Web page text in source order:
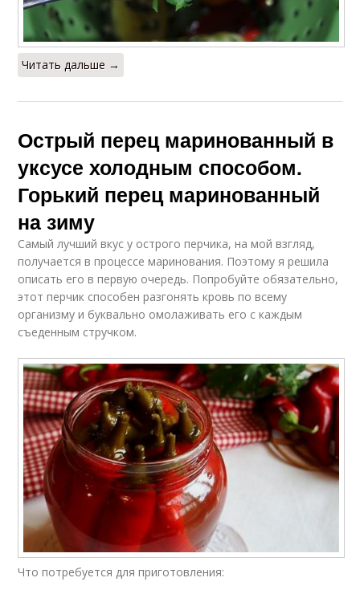
Читать дальше →
Острый перец маринованный в
уксусе холодным способом.
Горький перец маринованный
на зиму
Самый лучший вкус у острого перчика, на мой взгляд,
получается в процессе маринования. Поэтому я решила
описать его в первую очередь. Попробуйте обязательно,
этот перчик способен разгонять кровь по всему
организму и буквально омолаживать его с каждым
съеденным стручком.
Что потребуется для приготовления: